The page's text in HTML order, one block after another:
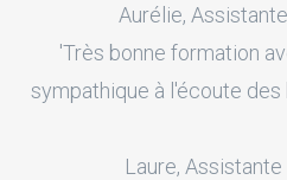
Aurélie,
'Très bonne formation
sympathique à l'écoute
Laure,